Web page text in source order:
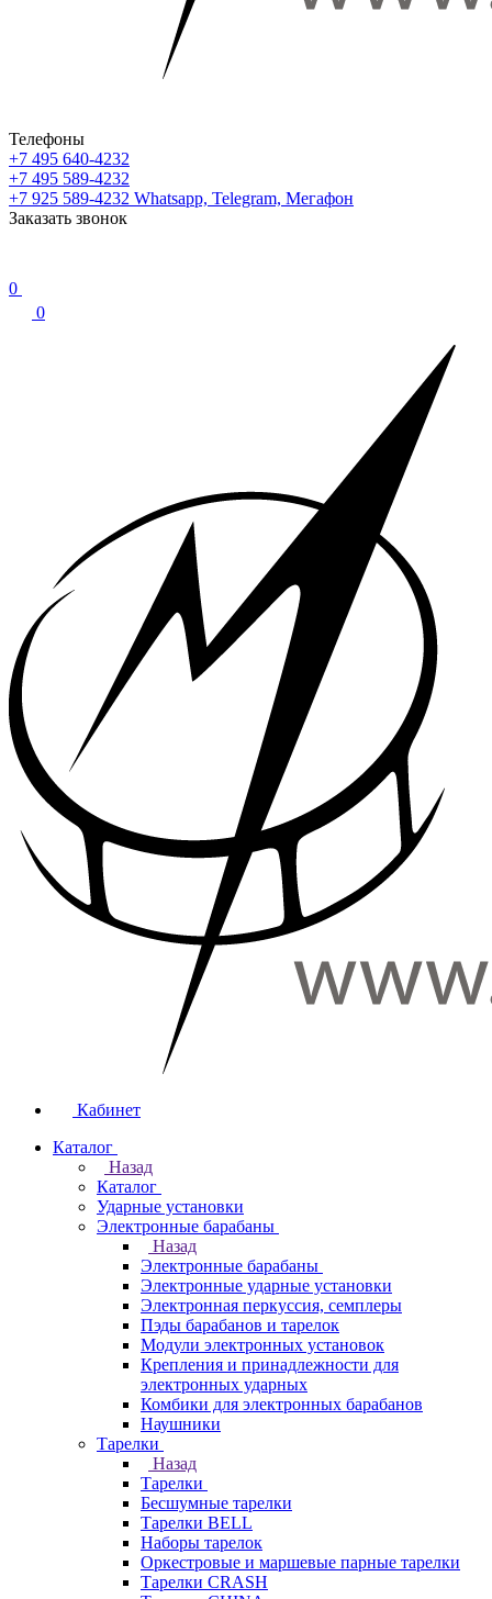
Телефоны
+7 495 640-4232
+7 495 589-4232
+7 925 589-4232 Whatsapp, Telegram, Мегафон
Заказать звонок
0
0
Кабинет
Каталог
Назад
Каталог
Ударные установки
Электронные барабаны
Назад
Электронные барабаны
Электронные ударные установки
Электронная перкуссия, семплеры
Пэды барабанов и тарелок
Модули электронных установок
Крепления и принадлежности для
электронных ударных
Комбики для электронных барабанов
Наушники
Тарелки
Назад
Тарелки
Бесшумные тарелки
Тарелки BELL
Наборы тарелок
Оркестровые и маршевые парные тарелки
Тарелки CRASH